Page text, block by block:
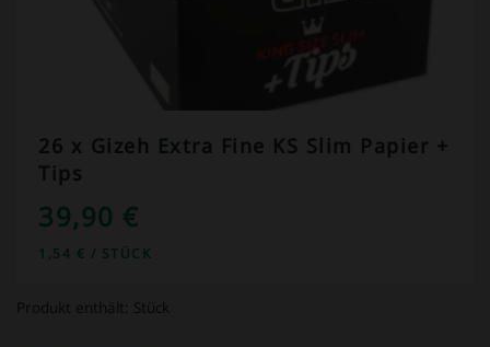
26 x Gizeh Extra Fine KS Slim Papier +
Tips
39,90 €
1,54 € / STÜCK
Produkt enthält: Stück